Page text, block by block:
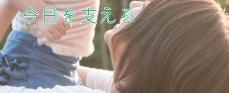
今日を支える